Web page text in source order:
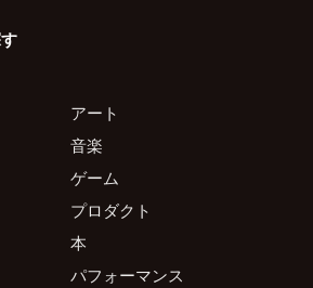
アート
音楽
ゲーム
プロダクト
本
パフォーマンス